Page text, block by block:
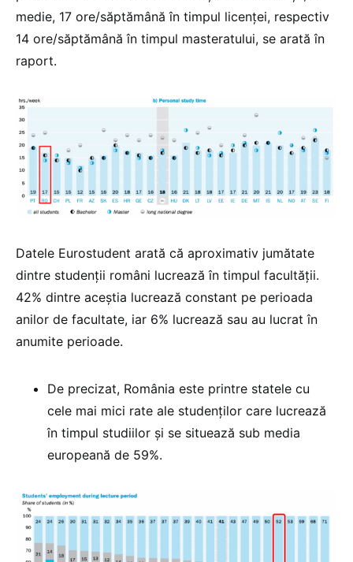
medie, 17 ore/săptămână în timpul licenței, respectiv
14 ore/săptămână în timpul masteratului, se arată în
raport.
Datele Eurostudent arată că aproximativ jumătate
dintre studenții români lucrează în timpul facultății.
42% dintre aceștia lucrează constant pe perioada
anilor de facultate, iar 6% lucrează sau au lucrat în
anumite perioade.
De precizat, România este printre statele cu
cele mai mici rate ale studenților care lucrează
în timpul studiilor și se situează sub media
europeană de 59%.